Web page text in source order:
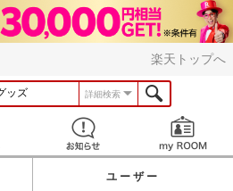
楽天トップへ
詳細検索
見つける お知らせ
ユーザー